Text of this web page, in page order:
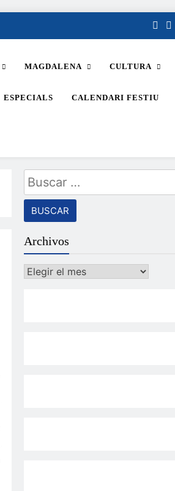
MAGDALENA CULTURA
ESPECIALS CALENDARI FESTIU
Buscar:
Archivos
Archivos